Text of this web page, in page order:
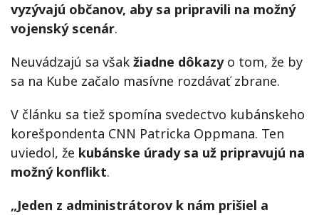
vyzývajú občanov, aby sa pripravili na možný
vojenský scenár.
Neuvádzajú sa však žiadne dôkazyo tom, že by
sa na Kube začalo masívne rozdávať zbrane.
V článku sa tiež spomína svedectvo kubánskeho
korešpondenta CNN Patricka Oppmana. Ten
uviedol, že kubánske úrady sa už pripravujú na
možný konflikt.
„Jeden z administrátorov k nám prišiel a